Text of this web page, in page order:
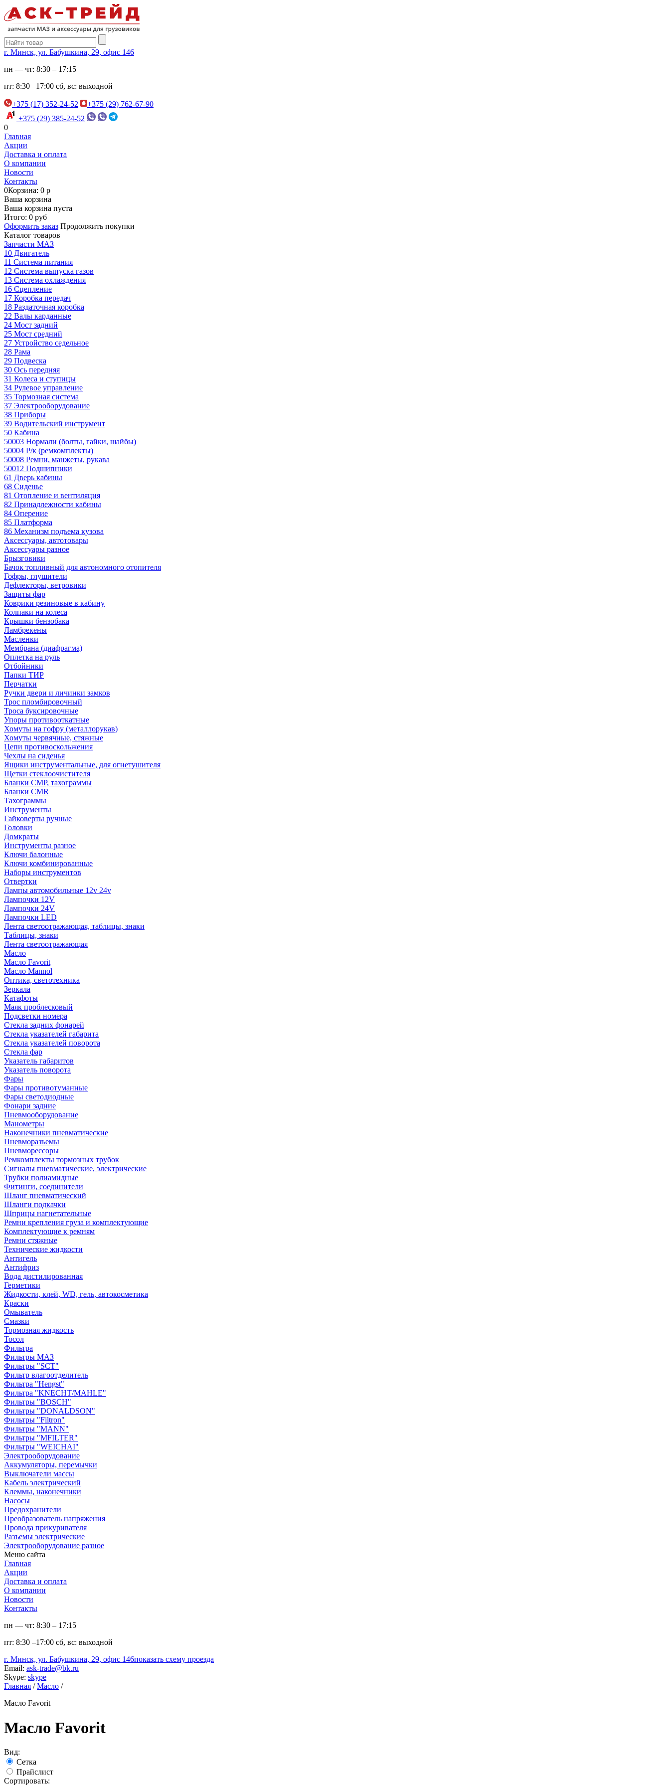
г. Минск, ул. Бабушкина, 29, офис 146
пн — чт: 8:30 – 17:15
пт: 8:30 –17:00 сб, вс: выходной
+375 (17) 352-24-52
+375 (29) 762-67-90
+375 (29) 385-24-52
0
Главная
Акции
Доставка и оплата
О компании
Новости
Контакты
0Корзина: 0 р
Ваша корзина
Ваша корзина пуста
Итого: 0 руб
Оформить заказ Продолжить покупки
Каталог товаров
Запчасти МАЗ
10 Двигатель
11 Система питания
12 Система выпуска газов
13 Система охлаждения
16 Сцепление
17 Коробка передач
18 Раздаточная коробка
22 Валы карданные
24 Мост задний
25 Мост средний
27 Устройство седельное
28 Рама
29 Подвеска
30 Ось передняя
31 Колеса и ступицы
34 Рулевое управление
35 Тормозная система
37 Электрооборудование
38 Приборы
39 Водительский инструмент
50 Кабина
50003 Нормали (болты, гайки, шайбы)
50004 Р/к (ремкомплекты)
50008 Ремни, манжеты, рукава
50012 Подшипники
61 Дверь кабины
68 Сиденье
81 Отопление и вентиляция
82 Принадлежности кабины
84 Оперение
85 Платформа
86 Механизм подъема кузова
Аксессуары, автотовары
Аксессуары разное
Брызговики
Бачок топливный для автономного отопителя
Гофры, глушители
Дефлекторы, ветровики
Защиты фар
Коврики резиновые в кабину
Колпаки на колеса
Крышки бензобака
Ламбрекены
Масленки
Мембрана (диафрагма)
Оплетка на руль
Отбойники
Папки ТИР
Перчатки
Ручки двери и личинки замков
Трос пломбировочный
Троса буксировочные
Упоры противооткатные
Хомуты на гофру (металлорукав)
Хомуты червячные, стяжные
Цепи противоскольжения
Чехлы на сиденья
Ящики инструментальные, для огнетушителя
Щетки стеклоочистителя
Бланки СМР, тахограммы
Бланки CMR
Тахограммы
Инструменты
Гайковерты ручные
Головки
Домкраты
Инструменты разное
Ключи балонные
Ключи комбинированные
Наборы инструментов
Отвертки
Лампы автомобильные 12v 24v
Лампочки 12V
Лампочки 24V
Лампочки LED
Лента светоотражающая, таблицы, знаки
Таблицы, знаки
Лента светоотражающая
Масло
Масло Favorit
Масло Mannol
Оптика, светотехника
Зеркала
Катафоты
Маяк проблесковый
Подсветки номера
Стекла задних фонарей
Стекла указателей габарита
Стекла указателей поворота
Стекла фар
Указатель габаритов
Указатель поворота
Фары
Фары противотуманные
Фары светодиодные
Фонари задние
Пневмооборудование
Манометры
Наконечники пневматические
Пневморазъемы
Пневморессоры
Ремкомплекты тормозных трубок
Сигналы пневматические, электрические
Трубки полиамидные
Фитинги, соединители
Шланг пневматический
Шланги подкачки
Шприцы нагнетательные
Ремни крепления груза и комплектующие
Комплектующие к ремням
Ремни стяжные
Технические жидкости
Антигель
Антифриз
Вода дистилированная
Герметики
Жидкости, клей, WD, гель, автокосметика
Краски
Омыватель
Смазки
Тормозная жидкость
Тосол
Фильтра
Фильтры МАЗ
Фильтры "SCT"
Фильтр влагоотделитель
Фильтра "Hengst"
Фильтра "KNECHT/MAHLE"
Фильтры "BOSCH"
Фильтры "DONALDSON"
Фильтры "Filtron"
Фильтры "MANN"
Фильтры "MFILTER"
Фильтры "WEICHAI"
Электрооборудование
Аккумуляторы, перемычки
Выключатели массы
Кабель электрический
Клеммы, наконечники
Насосы
Предохранители
Преобразователь напряжения
Провода прикуривателя
Разъемы электрические
Электрооборудование разное
Меню сайта
Главная
Акции
Доставка и оплата
О компании
Новости
Контакты
пн — чт: 8:30 – 17:15
пт: 8:30 –17:00 сб, вс: выходной
г. Минск, ул. Бабушкина, 29, офис 146показать схему проезда
Email: ask-trade@bk.ru
Skype: skype
Главная / Масло /
Масло Favorit
Масло Favorit
Вид:
Сетка
Прайслист
Сортировать: